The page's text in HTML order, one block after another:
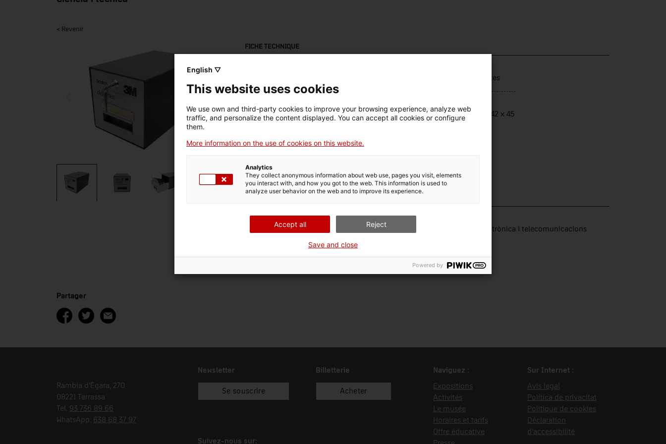
< Revenir
FICHE TECHNIQUE
Scotch 3M diskettes
18168 Últim quart segle XIX
Dimensions: 17 x 42 x 45
Matériau
Domaine thématique
Ciència i tècnica Computació, electrònica i telecomunicacions
Partager
Rambla d'Ègara, 270
08221 Terrassa
Tel. 93 736 89 66
WhatsApp: 638 68 37 97
Newsletter
Se souscrire
Billetterie
Acheter
Suivez-nous sur:
Naviguez :
Expositions
Activités
Le musée
Horaires et tarifs
Offre éducative
Sur Internet :
Avís legal
Política de privacitat
Politique de cookies
Déclaration
d’accessibilité
English ▽
This website uses cookies
We use own and third-party cookies to improve your browsing experience, analyze web
traffic, and personalize the content displayed. You can accept all cookies or configure
them.
More information on the use of cookies on this website.
Analytics
They collect anonymous information about web use, pages you visit, elements
you interact with, and how you got to the web. This information is used to
analyze user behavior on the web and to improve its experience.
Accept all Reject
Save and close
Powered by